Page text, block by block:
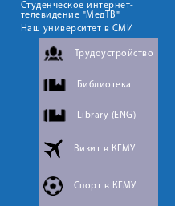
Студенческое интернет-
телевидение "МедТВ"
Наш университет в СМИ
Трудоустройство
Библиотека
Library (ENG)
Визит в КГМУ
Спорт в КГМУ